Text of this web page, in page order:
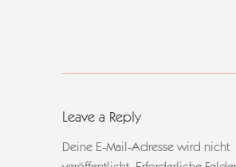
Leave a Reply
Deine E-Mail-Adresse wird nicht